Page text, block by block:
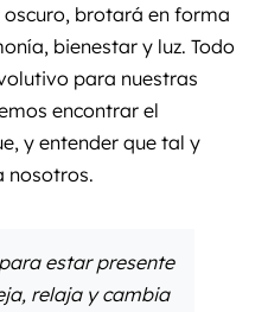
brotará en forma
bienestar y luz. Todo
para nuestras
encontrar el
y entender que tal y
nosotros.
estar presente
relaja y cambia